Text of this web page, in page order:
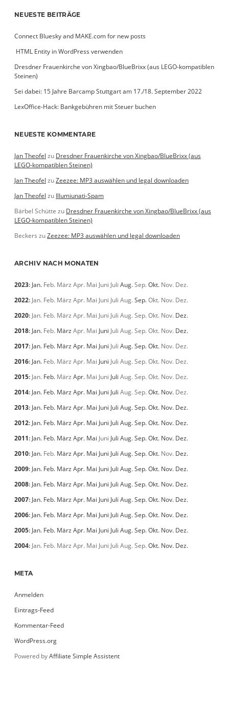
NEUESTE BEITRÄGE
Connect Bluesky and MAKE.com for new posts
­ HTML Entity in WordPress verwenden
Dresdner Frauenkirche von Xingbao/BlueBrixx (aus LEGO-kompatiblen
Steinen)
Sei dabei: 15 Jahre Barcamp Stuttgart am 17./18. September 2022
LexOffice-Hack: Bankgebühren mit Steuer buchen
NEUESTE KOMMENTARE
Jan Theofel zu Dresdner Frauenkirche von Xingbao/BlueBrixx (aus
LEGO-kompatiblen Steinen)
Jan Theofel zuZeezee: MP3 auswählen und legal downloaden
Jan Theofel zu Illumiunati-Spam
Bärbel Schütte zu Dresdner Frauenkirche von Xingbao/BlueBrixx (aus
LEGO-kompatiblen Steinen)
Beckers zuZeezee: MP3 auswählen und legal downloaden
ARCHIV NACH MONATEN
2023: Jan. Feb. März Apr. Mai Juni Juli Aug.Sep.Okt. Nov. Dez.
2022: Jan. Feb. März Apr. Mai Juni Juli Aug.Sep.Okt. Nov. Dez.
2020: Jan. Feb. März Apr. Mai Juni Juli Aug.Sep.Okt. Nov. Dez.
2018: Jan. Feb. März Apr. Mai Juni Juli Aug.Sep.Okt. Nov. Dez.
2017: Jan. Feb. März Apr. Mai Juni Juli Aug.Sep.Okt. Nov. Dez.
2016: Jan. Feb. März Apr. Mai Juni Juli Aug.Sep.Okt. Nov. Dez.
2015: Jan. Feb. März Apr. Mai Juni Juli Aug.Sep.Okt. Nov. Dez.
2014: Jan. Feb. März Apr. Mai Juni Juli Aug.Sep.Okt. Nov. Dez.
2013: Jan. Feb. März Apr. Mai Juni Juli Aug.Sep.Okt. Nov. Dez.
2012: Jan. Feb. März Apr. Mai Juni Juli Aug.Sep.Okt. Nov. Dez.
2011: Jan. Feb. März Apr. Mai Juni Juli Aug.Sep.Okt. Nov. Dez.
2010: Jan. Feb. März Apr. Mai Juni Juli Aug.Sep.Okt. Nov. Dez.
2009: Jan. Feb. März Apr. Mai Juni Juli Aug.Sep.Okt. Nov. Dez.
2008: Jan. Feb. März Apr. Mai Juni Juli Aug.Sep.Okt. Nov. Dez.
2007: Jan. Feb. März Apr. Mai Juni Juli Aug.Sep.Okt. Nov. Dez.
2006: Jan. Feb. März Apr. Mai Juni Juli Aug.Sep.Okt. Nov. Dez.
2005: Jan. Feb. März Apr. Mai Juni Juli Aug.Sep.Okt. Nov. Dez.
2004: Jan. Feb. März Apr. Mai Juni Juli Aug.Sep.Okt. Nov. Dez.
META
Anmelden
Eintrags-Feed
Kommentar-Feed
WordPress.org
Powered byAffiliate Simple Assistent